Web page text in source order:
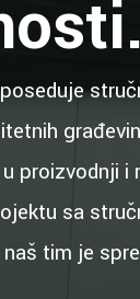
proizvodnji
sa
tim je